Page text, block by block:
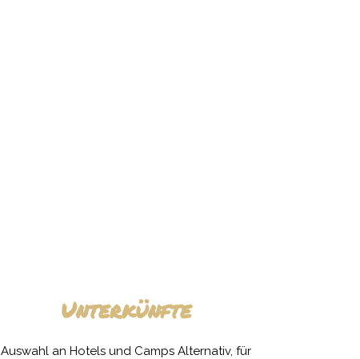
Unterkünfte
Auswahl an Hotels und Camps Alternativ, für